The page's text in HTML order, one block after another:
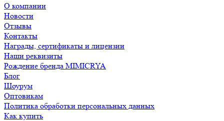
О компании
Новости
Отзывы
Контакты
Награды, сертификаты и лицензии
Наши реквизиты
Рождение бренда MIMICRYA
Блог
Шоурум
Оптовикам
Политика обработки персональных данных
Как купить